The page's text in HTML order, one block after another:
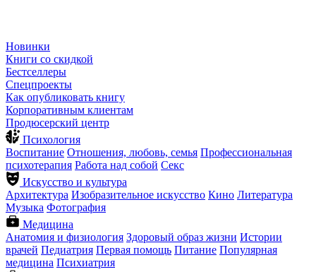
Новинки
Книги со скидкой
Бестселлеры
Спецпроекты
Как опубликовать книгу
Корпоративным клиентам
Продюсерский центр
Психология
Воспитание Отношения, любовь, семья Профессиональная
психотерапия Работа над собой Секс
Искусство и культура
Архитектура Изобразительное искусство Кино Литература
Музыка Фотография
Медицина
Анатомия и физиология Здоровый образ жизни Истории
врачей Педиатрия Первая помощь Питание Популярная
медицина Психиатрия